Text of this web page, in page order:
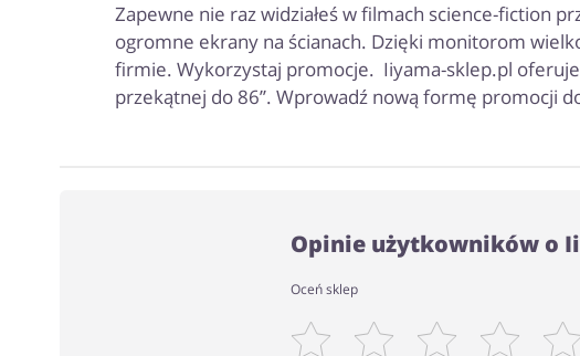
Zapewne nie raz widziałeś w filmach science-fiction
ogromne ekrany na ścianach. Dzięki monitorom
firmie. Wykorzystaj promocje. Iiyama-sklep.pl
przekątnej do 86’’. Wprowadź nową formę
Opinie użytkowników o
Oceń sklep